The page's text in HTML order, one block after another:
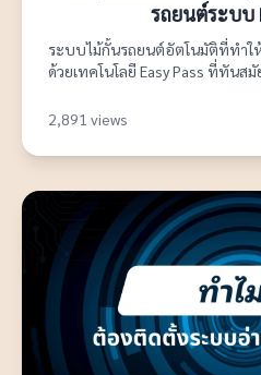
รถยนต์ระบบ
ระบบไม้กั้นรถยนต์อัตโนมัติที่ทำให้
ด้วยเทคโนโลยี Easy Pass ที่ทันสมั
2,891 views